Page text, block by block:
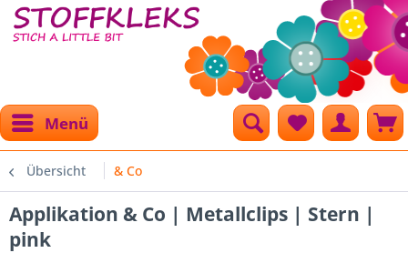
Menü
Übersicht & Co
Applikation & Co | Metallclips | Stern |
pink